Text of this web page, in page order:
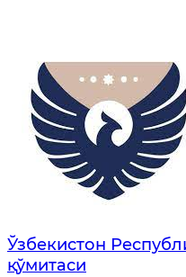
Ўзбекистон
қўмитаси